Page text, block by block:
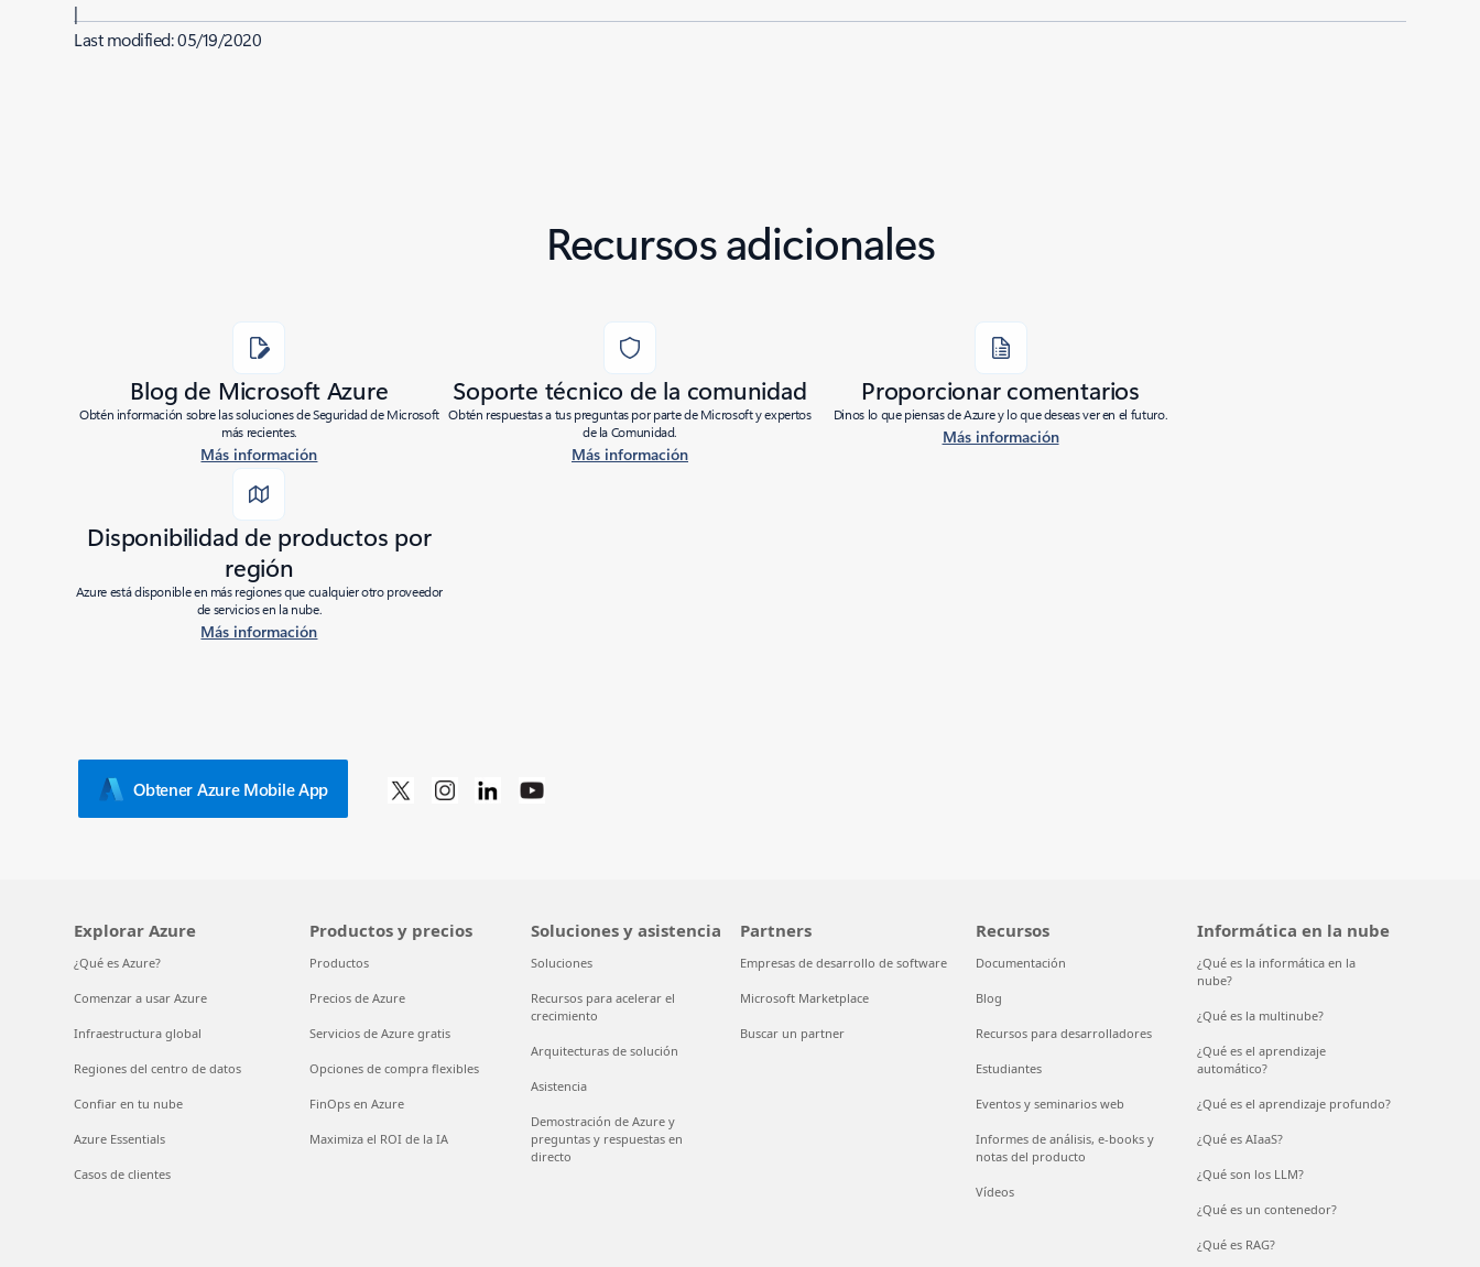
|
Last modified:05/19/2020
Recursos adicionales
Blog de Microsoft Azure
Obtén información sobre las soluciones de Seguridad de Microsoft
más recientes.
Más información
Soporte técnico de la comunidad
Obtén respuestas a tus preguntas por parte de Microsoft y expertos
de la Comunidad.
Más información
Proporcionar comentarios
Dinos lo que piensas de Azure y lo que deseas ver en el futuro.
Más información
Disponibilidad de productos por
región
Azure está disponible en más regiones que cualquier otro proveedor
de servicios en la nube.
Más información
Obtener Azure Mobile App
Explorar Azure
¿Qué es Azure?
Comenzar a usar Azure
Infraestructura global
Regiones del centro de datos
Confiar en tu nube
Azure Essentials
Casos de clientes
Productos y precios
Productos
Precios de Azure
Servicios de Azure gratis
Opciones de compra flexibles
FinOps en Azure
Maximiza el ROI de la IA
Soluciones y asistencia
Soluciones
Recursos para acelerar el
crecimiento
Arquitecturas de solución
Asistencia
Demostración de Azure y
preguntas y respuestas en
directo
Partners
Empresas de desarrollo de software
Microsoft Marketplace
Buscar un partner
Recursos
Documentación
Blog
Recursos para desarrolladores
Estudiantes
Eventos y seminarios web
Informes de análisis, e-books y
notas del producto
Vídeos
Informática en la nube
¿Qué es la informática en la
nube?
¿Qué es la multinube?
¿Qué es el aprendizaje
automático?
¿Qué es el aprendizaje profundo?
¿Qué es AIaaS?
¿Qué son los LLM?
¿Qué es un contenedor?
¿Qué es RAG?